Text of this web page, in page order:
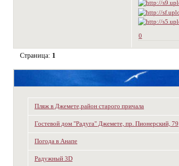
0
Страница: 1
Пляж в Джемете,район старого причала
Гостевой дом "Радуга" Джемете, пр. Пионерский, 79
Погода в Анапе
Радужный 3D